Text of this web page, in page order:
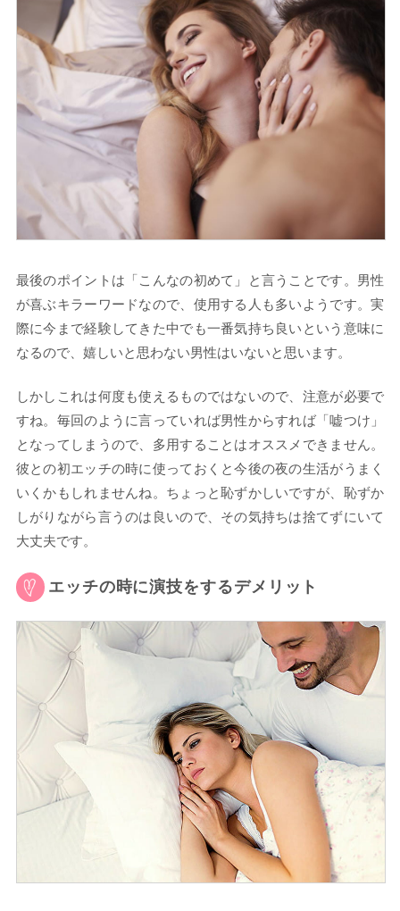
最後のポイントは「こんなの初めて」と言うことです。男性
が喜ぶキラーワードなので、使用する人も多いようです。実
際に今まで経験してきた中でも一番気持ち良いという意味に
なるので、嬉しいと思わない男性はいないと思います。
しかしこれは何度も使えるものではないので、注意が必要で
すね。毎回のように言っていれば男性からすれば「嘘つけ」
となってしまうので、多用することはオススメできません。
彼との初エッチの時に使っておくと今後の夜の生活がうまく
いくかもしれませんね。ちょっと恥ずかしいですが、恥ずか
しがりながら言うのは良いので、その気持ちは捨てずにいて
大丈夫です。
エッチの時に演技をするデメリット